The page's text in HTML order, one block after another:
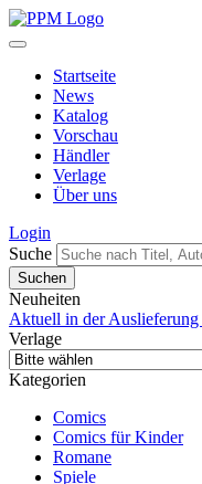
Startseite
News
Katalog
Vorschau
Händler
Verlage
Über uns
Login
Suche
Neuheiten
Aktuell in der Auslieferung
Verlage
Kategorien
Comics
Comics für Kinder
Romane
Spiele